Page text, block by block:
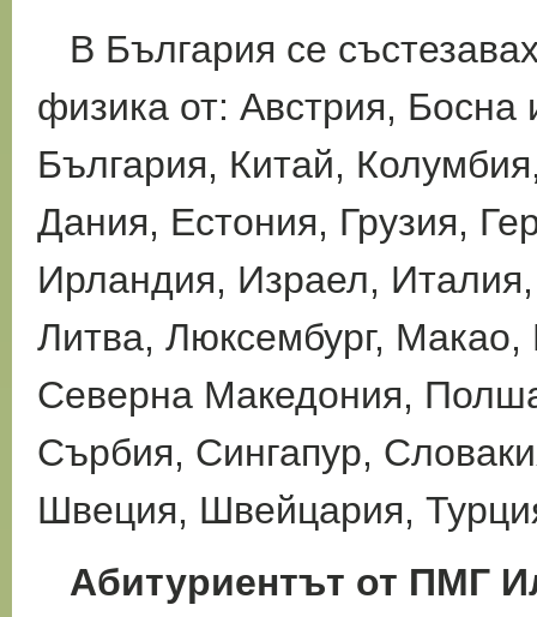
В България се
физика от: Австрия, Босна
България, Китай,
Дания, Естония, Грузия,
Ирландия, Израел,
Литва, Люксембург,
Северна Македония,
Сърбия, Сингапур,
Швеция, Швейцария,
Абитуриентът от ПМГ